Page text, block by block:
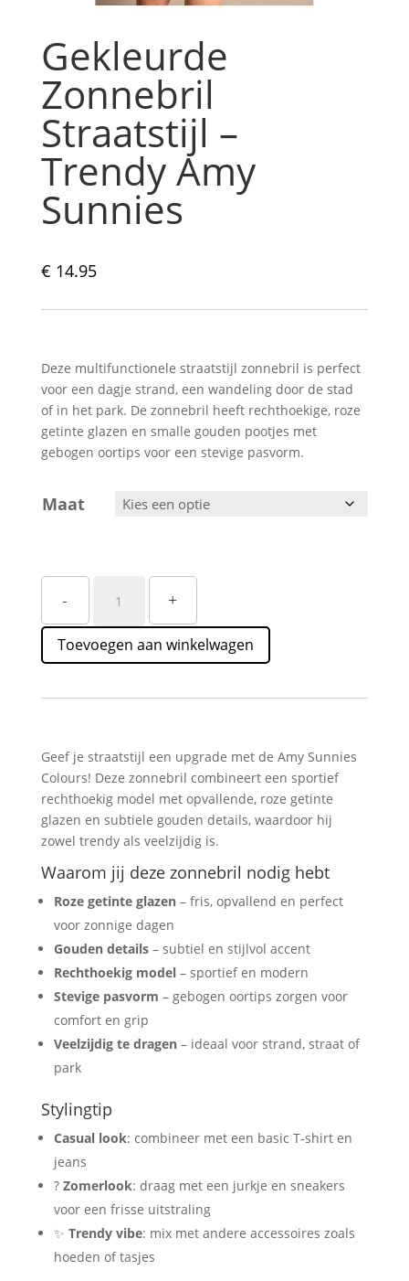
Gekleurde
Zonnebril
Straatstijl –
Trendy Amy
Sunnies
€ 14.95
Deze multifunctionele straatstijl zonnebril is perfect
voor een dagje strand, een wandeling door de stad
of in het park. De zonnebril heeft rechthoekige, roze
getinte glazen en smalle gouden pootjes met
gebogen oortips voor een stevige pasvorm.
Maat
-
Gekleurde
Zonnebril
Straatstijl
–
Trendy
+
Toevoegen aan winkelwagen
Geef je straatstijl een upgrade met de Amy Sunnies
Colours! Deze zonnebril combineert een sportief
rechthoekig model met opvallende, roze getinte
glazen en subtiele gouden details, waardoor hij
zowel trendy als veelzijdig is.
Waarom jij deze zonnebril nodig hebt
Roze getinte glazen– fris, opvallend en perfect
voor zonnige dagen
Gouden details– subtiel en stijlvol accent
Rechthoekig model– sportief en modern
Stevige pasvorm – gebogen oortips zorgen voor
comfort en grip
Veelzijdig te dragen– ideaal voor strand, straat of
park
Stylingtip
Casual look: combineer met een basic T-shirt en
jeans
?️ Zomerlook: draag met een jurkje en sneakers
voor een frisse uitstraling
✨ Trendy vibe: mix met andere accessoires zoals
hoeden of tasjes